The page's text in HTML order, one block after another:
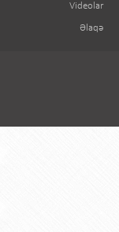
Videolar
Əlaqə